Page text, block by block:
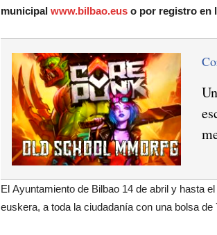
municipal www.bilbao.eus o por registro en
El Ayuntamiento de Bilbao 14 de abril y hasta
euskera, a toda la ciudadanía con una bolsa de